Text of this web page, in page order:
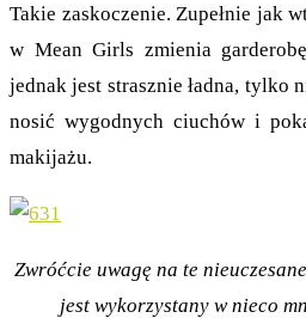
Takie zaskoczenie. Zupełnie jak
w Mean Girls zmienia
jednak jest strasznie ładna, tylko
nosić wygodnych ciuchów i
makijażu.
Zwróćcie uwagę na te
jest wykorzystany w nieco